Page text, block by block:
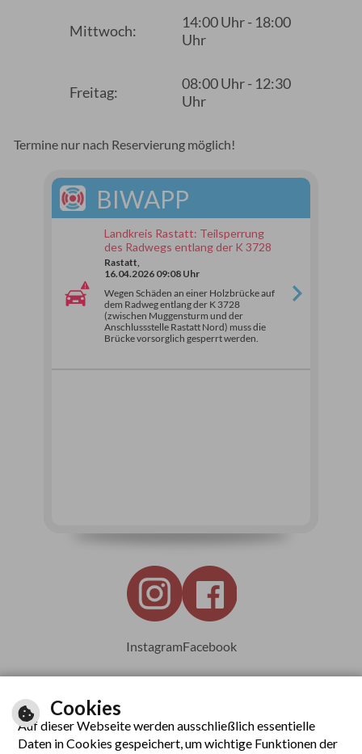
Mittwoch:
14:00 Uhr - 18:00
Uhr
Freitag:
08:00 Uhr - 12:30
Uhr
Termine nur nach Reservierung möglich!
BIWAPP
Landkreis Rastatt: Teilsperrung
des Radwegs entlang der K 3728
Rastatt,
16.04.2026 09:08 Uhr
Wegen Schäden an einer Holzbrücke auf
dem Radweg entlang der K 3728
(zwischen Muggensturm und der
Anschlussstelle Rastatt Nord) muss die
Brücke vorsorglich gesperrt werden.
InstagramFacebook
Leichte Sprache
Cookies
Auf dieser Webseite werden ausschließlich essentielle
Daten in Cookies gespeichert, um wichtige Funktionen der